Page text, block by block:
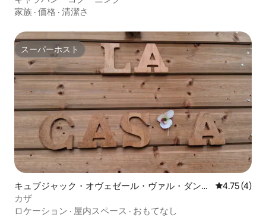
家族 · 価格 · 清潔さ
スーパーホスト
スーパーホスト
キュブジャック・オヴェゼール・ヴァル・ダンス
のキャンピングカー・RV
レビュー4
4.75 (4)
カザ
ロケーション · 屋内スペース · おもてなし